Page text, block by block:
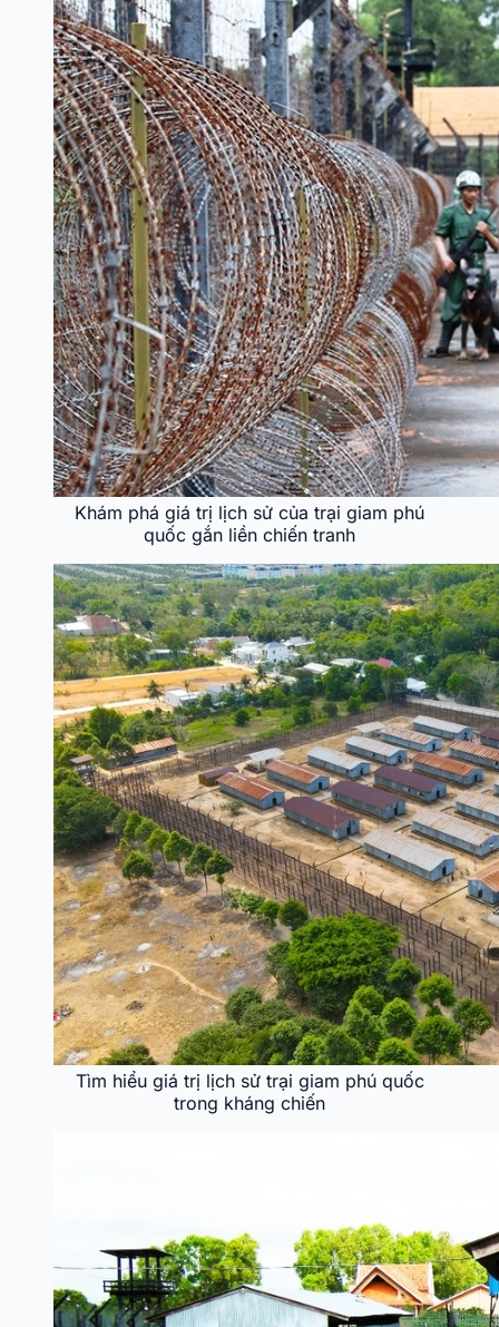
Khám phá giá trị lịch sử của trại giam phú
quốc gắn liền chiến tranh
Tìm hiểu giá trị lịch sử trại giam phú quốc
trong kháng chiến